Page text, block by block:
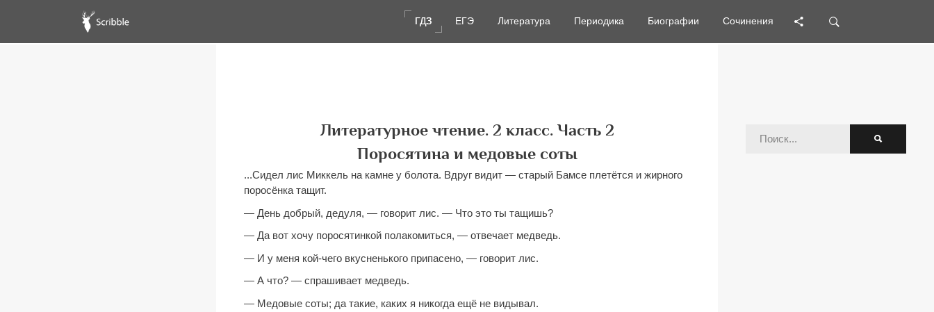
ГДЗ
ГДЗ ЕГЭ
ЕГЭ Литература
Литература Периодика
Периодика Биографии
Биографии Сочинения
Сочинения
Литературное чтение. 2 класс. Часть 2
Поросятина и медовые соты
...Сидел лис Миккель на камне у болота. Вдруг видит — старый Бамсе плетётся и жирного
поросёнка тащит.
— День добрый, дедуля, — говорит лис. — Что это ты тащишь?
— Да вот хочу поросятинкой полакомиться, — отвечает медведь.
— И у меня кой-чего вкусненького припасено, — говорит лис.
— А что? — спрашивает медведь.
— Медовые соты; да такие, каких я никогда ещё не видывал.